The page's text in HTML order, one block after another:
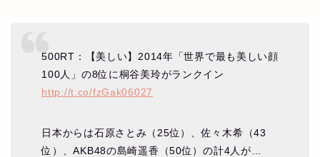
500RT：【美しい】2014年「世界で最も美しい顔
100人」の8位に桐谷美玲がランクイン
http://t.co/fzGak06027
日本からは石原さとみ（25位）、佐々木希（43
位）、AKB48の島崎遥香（50位）の計4人が…